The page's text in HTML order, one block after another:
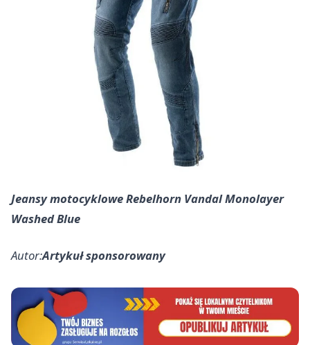
Jeansy motocyklowe Rebelhorn Vandal Monolayer
Washed Blue
Autor:Artykuł sponsorowany